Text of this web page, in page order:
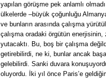
yapılan görüşme pek anlamlı
ülkelerde –büyük çoğunluğu
ve bunların arasında çalışma
çalışma oradaki örgütün enerjisinin,
yutacaktı. Bu, boş bir çalışma
getirebilirdi, ne ki, bunlar ancak
gelebilirdi. Sanki duvara
oluyordu. İki yıl önce Paris’e